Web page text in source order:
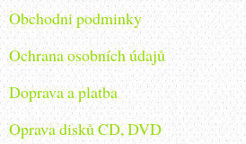
Obchodni podminky
Ochrana osobních údajů
Doprava a platba
Oprava disků CD, DVD